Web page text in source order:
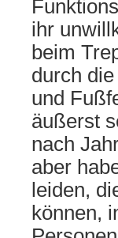
ihr
beim
durch
und
äußerst
nach
aber
leiden,
können,